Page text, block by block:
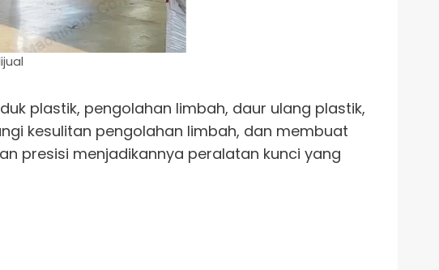
plastik, pengolahan limbah, daur ulang plastik,
kesulitan pengolahan limbah, dan membuat
presisi menjadikannya peralatan kunci yang